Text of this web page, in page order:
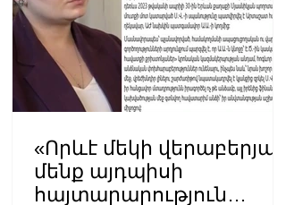
«Որևէ մեկի վերաբերյալ
մենք այդպիսի
հայտարարություն